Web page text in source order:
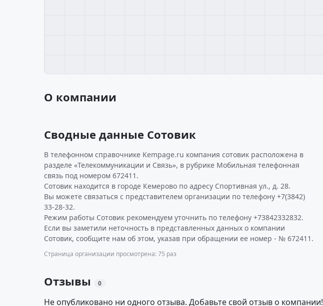
О компании
Сводные данные Сотовик
В телефонном справочнике Kempage.ru компания сотовик расположена в
разделе «Телекоммуникации и Связь», в рубрике Мобильная телефонная
связь под номером 672411.
Сотовик находится в городе Кемерово по адресу Спортивная ул., д. 28.
Вы можете связаться с представителем организации по телефону +7(3842)
33-28-32.
Режим работы Сотовик рекомендуем уточнить по телефону +73842332832.
Если вы заметили неточность в представленных данных о компании
Сотовик, сообщите нам об этом, указав при обращении ее номер - № 672411.
Страница организации просмотрена: 75 раз
Отзывы 0
Не опубликовано ни одного отзыва. Добавьте свой отзыв о компании!